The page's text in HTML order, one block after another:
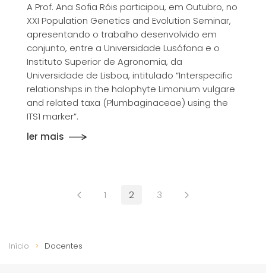
A Prof. Ana Sofia Róis participou, em Outubro, no
XXI Population Genetics and Evolution Seminar,
apresentando o trabalho desenvolvido em
conjunto, entre a Universidade Lusófona e o
Instituto Superior de Agronomia, da
Universidade de Lisboa, intitulado “Interspecific
relationships in the halophyte Limonium vulgare
and related taxa (Plumbaginaceae) using the
ITS1 marker”.
ler mais
1 2 3
Início Docentes